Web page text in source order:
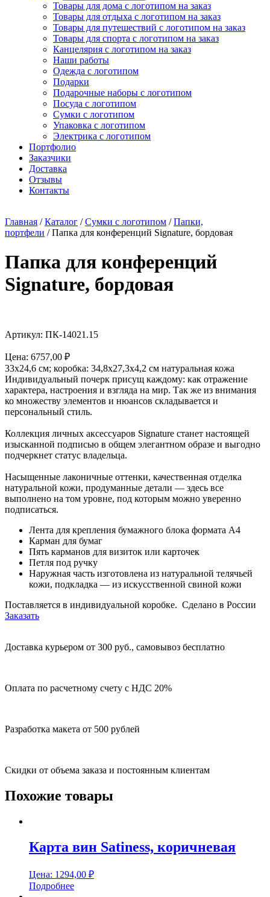
Товары для дома с логотипом на заказ
Товары для отдыха с логотипом на заказ
Товары для путешествий с логотипом на заказ
Товары для спорта с логотипом на заказ
Канцелярия с логотипом на заказ
Наши работы
Одежда с логотипом
Подарки
Подарочные наборы с логотипом
Посуда с логотипом
Сумки с логотипом
Упаковка с логотипом
Электрика с логотипом
Портфолио
Заказчики
Доставка
Отзывы
Контакты
Главная /Каталог /Сумки с логотипом /Папки,
портфели / Папка для конференций Signature, бордовая
Папка для конференций
Signature, бордовая
Артикул: ПК-14021.15
Цена: 6757,00 ₽
33х24,6 см; коробка: 34,8х27,3х4,2 см натуральная кожа
Индивидуальный почерк присущ каждому: как отражение
характера, настроения и взгляда на мир. Так же из внимания
ко множеству элементов и нюансов складывается и
персональный стиль.
Коллекция личных аксессуаров Signature станет настоящей
изысканной подписью в общем элегантном образе и выгодно
подчеркнет статус владельца.
Насыщенные лаконичные оттенки, качественная отделка
натуральной кожи, продуманные детали — здесь все
выполнено на том уровне, под которым можно уверенно
подписаться.
Лента для крепления бумажного блока формата А4
Карман для бумаг
Пять карманов для визиток или карточек
Петля под ручку
Наружная часть изготовлена из натуральной телячьей
кожи, подкладка — из искусственной свиной кожи
Поставляется в индивидуальной коробке. Сделано в России
Заказать
Доставка курьером от 300 руб., самовывоз бесплатно
Оплата по расчетному счету с НДС 20%
Разработка макета от 500 рублей
Скидки от объема заказа и постоянным клиентам
Похожие товары
Карта вин Satiness, коричневая
Цена: 1294,00 ₽
Подробнее